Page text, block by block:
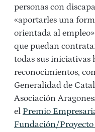
personas con
«aportarles una
orientada al
que puedan
todas sus iniciativas
reconocimientos,
Generalidad de
Asociación
el Premio
Fundación/